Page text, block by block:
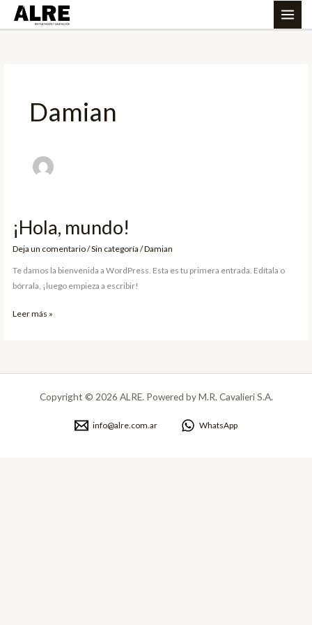
Damian
¡Hola, mundo!
Deja un comentario/Sin categoría /Damian
Te damos la bienvenida a WordPress. Esta es tu primera entrada. Edítala o
bórrala, ¡luego empieza a escribir!
¡Hola,
mundo!
Leer más »
Copyright © 2026 ALRE. Powered by M.R. Cavalieri S.A.
info@alre.com.ar WhatsApp